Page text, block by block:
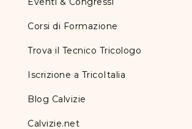
Corsi di Formazione
Trova il Tecnico Tricologo
Iscrizione a TricoItalia
Blog Calvizie
Calvizie.net